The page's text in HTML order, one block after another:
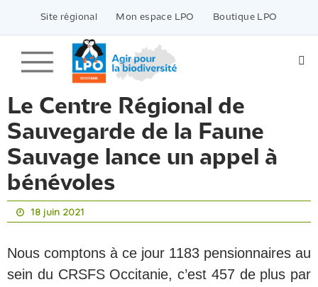
contenu
Site régional Mon espace LPO Boutique LPO
Le Centre Régional de
Sauvegarde de la Faune
Sauvage lance un appel à
bénévoles
18 juin 2021
Nous comptons à ce jour 1183 pensionnaires au
sein du CRSFS Occitanie, c’est 457 de plus par